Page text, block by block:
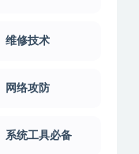
维修技术
网络攻防
系统工具必备